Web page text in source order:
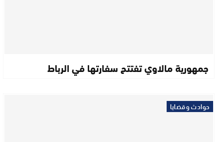
جمهورية مالاوي تفتتح سفارتها في الرباط
حوادث وقضايا